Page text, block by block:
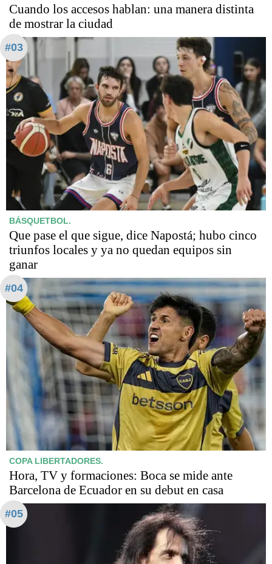
Cuando los accesos hablan: una manera distinta
de mostrar la ciudad
#03
BÁSQUETBOL.
Que pase el que sigue, dice Napostá; hubo cinco
triunfos locales y ya no quedan equipos sin
ganar
#04
COPA LIBERTADORES.
Hora, TV y formaciones: Boca se mide ante
Barcelona de Ecuador en su debut en casa
#05